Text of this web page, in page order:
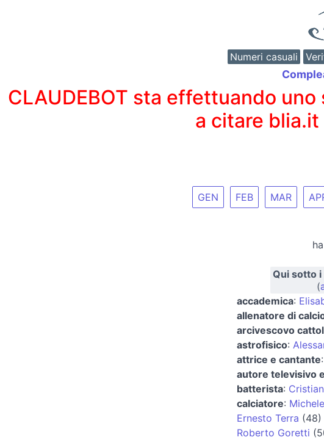
Numeri casuali
CLAUDEBOT sta effettuando
a citare
GEN FEB MAR
Qui sotto
(
accademica:
allenatore di
arcivescovo
astrofisico:
attrice e cantante:
autore televisivo
batterista:
calciatore:
Ernesto Terra (48)
Roberto Goretti